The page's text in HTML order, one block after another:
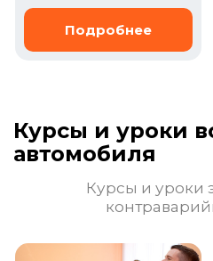
Курсы и уроки
автомобиля
Курсы и уроки